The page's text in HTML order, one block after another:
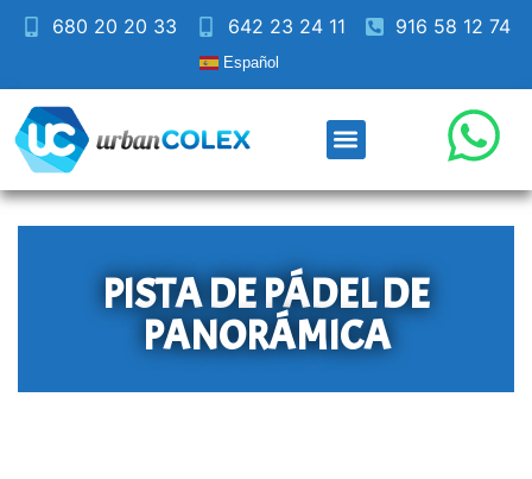
680 20 20 33 642 23 24 11 916 58 12 74
Español
PISTA DE PÁDEL DE
PANORÁMICA